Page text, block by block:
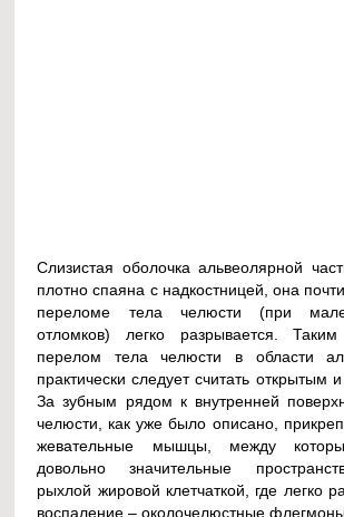
Слизистая оболочка альвеолярной
плотно спаяна с надкостницей, она
переломе тела челюсти (при
отломков) легко разрывается.
перелом тела челюсти в области
практически следует считать
За зубным рядом к внутренней
челюсти, как уже было описано,
жевательные мышцы, между
довольно значительные
рыхлой жировой клетчаткой, где легко
воспаление – околочелюстные